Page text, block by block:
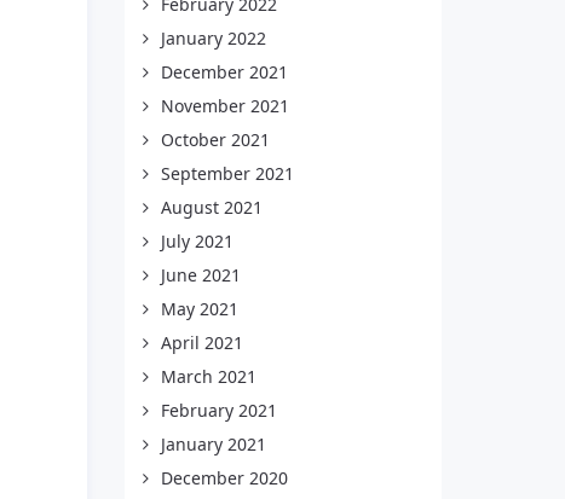
January 2022
December 2021
November 2021
October 2021
September 2021
August 2021
July 2021
June 2021
May 2021
April 2021
March 2021
February 2021
January 2021
December 2020